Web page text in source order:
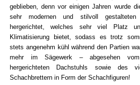
geblieben, denn vor einigen Jahren wurde
sehr modernen und stilvoll gestalteten
hergerichtet, welches sehr viel Platz
Klimatisierung bietet, sodass es trotz
stets angenehm kühl während den Partien
mehr im Sägewerk – abgesehen
hergerichteten Dachstuhls sowie des
Schachbrettern in Form der Schachfiguren!